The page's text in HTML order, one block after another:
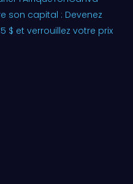
son capital : Devenez
$ et verrouillez votre prix